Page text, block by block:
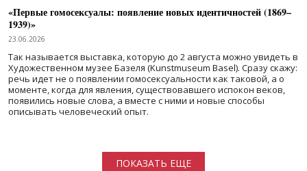
«Первые гомосексуалы: появление новых идентичностей (1869–
1939)»
23.06.2026
Так называется выставка, которую до 2 августа можно увидеть в
Художественном музее Базеля (Kunstmuseum Basel). Сразу скажу:
речь идет не о появлении гомосексуальности как таковой, а о
моменте, когда для явления, существовавшего испокон веков,
появились новые слова, а вместе с ними и новые способы
описывать человеческий опыт.
ПОКАЗАТЬ ЕЩЕ